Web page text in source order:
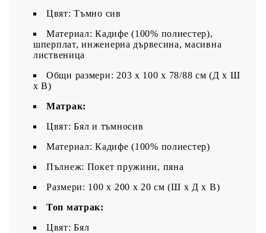
Цвят: Тъмно сив
Материал: Кадифе (100% полиестер),
шперплат, инженерна дървесина, масивна
лиственица
Общи размери: 203 x 100 x 78/88 см (Д x Ш
x В)
Матрак:
Цвят: Бял и тъмносив
Материал: Кадифе (100% полиестер)
Пълнеж: Покет пружини, пяна
Размери: 100 x 200 x 20 см (Ш x Д x В)
Топ матрак:
Цвят: Бял